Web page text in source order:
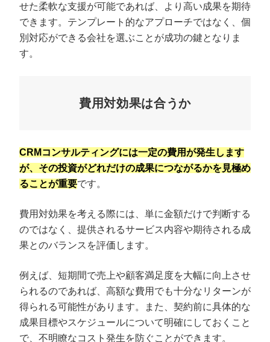
せた柔軟な支援が可能であれば、より高い成果を期待
できます。テンプレート的なアプローチではなく、個
別対応ができる会社を選ぶことが成功の鍵となりま
す。
費用対効果は合うか
CRMコンサルティングには一定の費用が発生します
が、その投資がどれだけの成果につながるかを見極め
ることが重要です。
費用対効果を考える際には、単に金額だけで判断する
のではなく、提供されるサービス内容や期待される成
果とのバランスを評価します。
例えば、短期間で売上や顧客満足度を大幅に向上させ
られるのであれば、高額な費用でも十分なリターンが
得られる可能性があります。また、契約前に具体的な
成果目標やスケジュールについて明確にしておくこと
で、不明瞭なコスト発生を防ぐことができます。